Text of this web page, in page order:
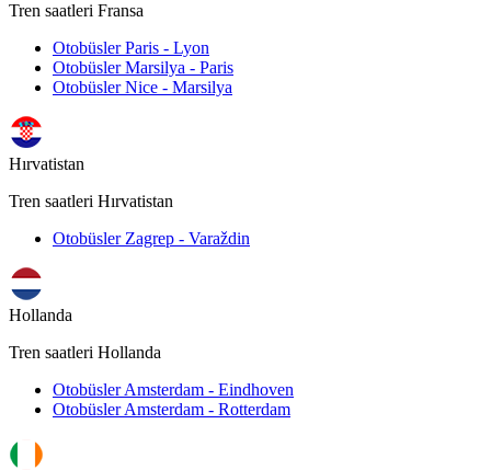
Tren saatleri Fransa
Otobüsler Paris - Lyon
Otobüsler Marsilya - Paris
Otobüsler Nice - Marsilya
Hırvatistan
Tren saatleri Hırvatistan
Otobüsler Zagrep - Varaždin
Hollanda
Tren saatleri Hollanda
Otobüsler Amsterdam - Eindhoven
Otobüsler Amsterdam - Rotterdam